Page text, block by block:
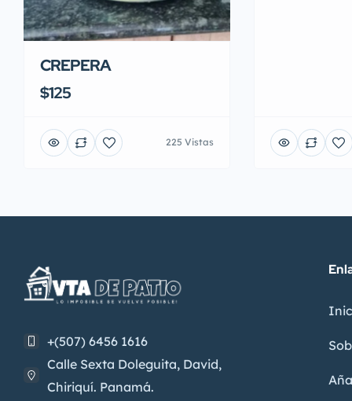
CREPERA
$125
225 Vistas
+(507) 6456 1616
Calle Sexta Doleguita, David,
Chiriquí. Panamá.